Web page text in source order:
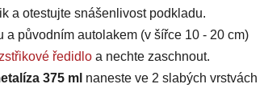
a otestujte snášenlivost podkladu.
původním autolakem (v šířce 10 - 20 cm)
ředidlo a nechte zaschnout.
375 ml naneste ve 2 slabých vrstvách